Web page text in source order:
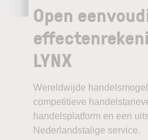
Open
LYNX
Wereldwijde
competitieve
handelsplatform en een
Nederlandstalige service.